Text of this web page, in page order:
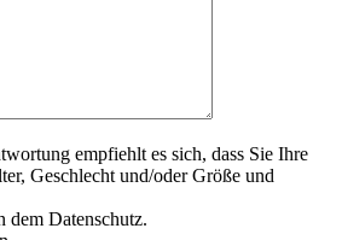
empfiehlt es sich, dass Sie Ihre
Geschlecht und/oder Größe und
dem Datenschutz.